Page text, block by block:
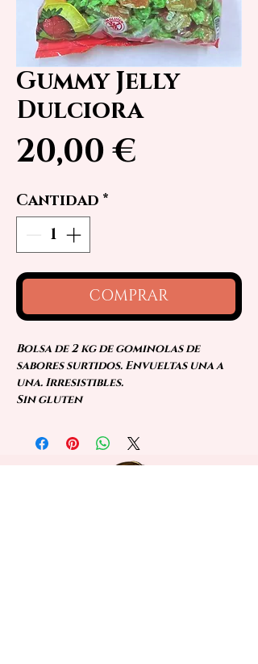
Gummy Jelly
Dulciora
20,00 €
Cantidad *
COMPRAR
Bolsa de 2 kg de gominolas de
sabores surtidos. Envueltas una a
una. Irresistibles.
Sin gluten